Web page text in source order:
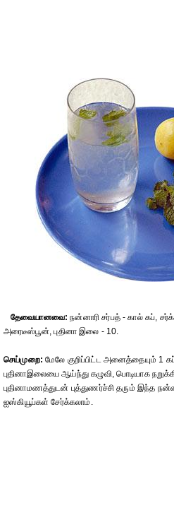
தேவையானவை: நன்னாரி சர்பத் - கால் கப்,
அரைடீஸ்பூன், புதினா இலை - 10.
செய்முறை: மேலே குறிப்பிட்ட அனைத்தையும் 1
புதினாஇலையை ஆய்ந்து கழுவி, பொடியாக
புதினாமணத்துடன் புத்துணர்ச்சி தரும் இந்த
ஐஸ்கியூப்கள் சேர்க்கலாம்.